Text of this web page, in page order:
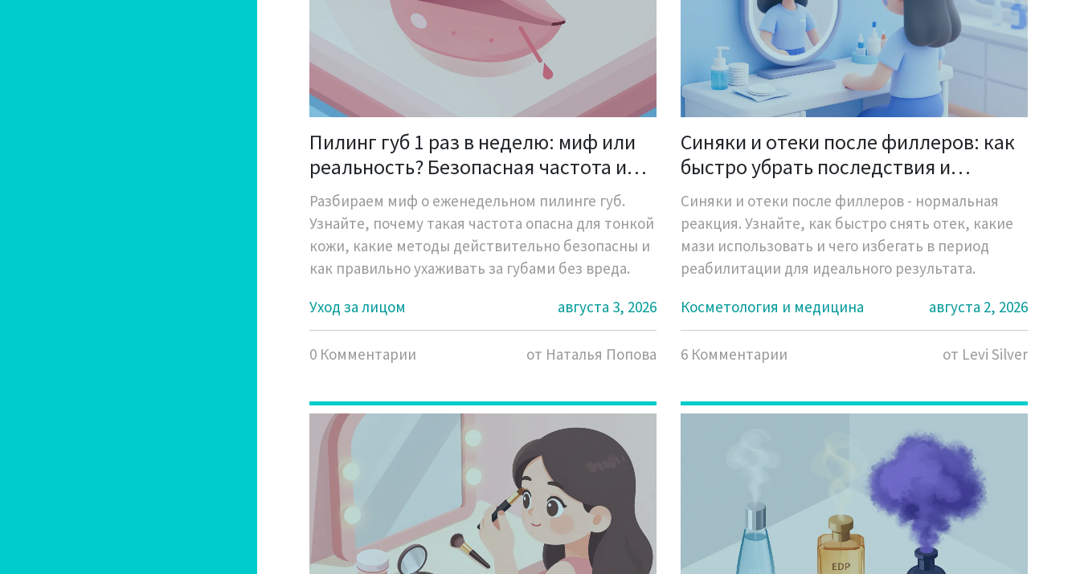
Пилинг губ 1 раз в неделю: миф или
реальность? Безопасная частота и
правила ухода
Разбираем миф о еженедельном пилинге губ.
Узнайте, почему такая частота опасна для тонкой
кожи, какие методы действительно безопасны и
как правильно ухаживать за губами без вреда.
Уход за лицом
августа 3, 2026
0 Комментарии от Наталья Попова
Синяки и отеки после филлеров: как
быстро убрать последствия и
избежать ошибок
Синяки и отеки после филлеров - нормальная
реакция. Узнайте, как быстро снять отек, какие
мази использовать и чего избегать в период
реабилитации для идеального результата.
Косметология и медицина
августа 2, 2026
6 Комментарии от Levi Silver